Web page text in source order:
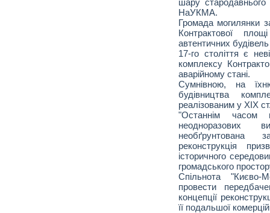
НаУКМА.
Громада могилянки
Контрактової
автентичних
17-го століття є
комплексу
аварійному стані.
Сумнівною, на
будівництва
реалізованим у ХIХ
"Останнім часом
неодноразових
необґрунтована
реконструкція
історичного
громадського
Спільнота "Києво-
провести
концепції
її подальшої